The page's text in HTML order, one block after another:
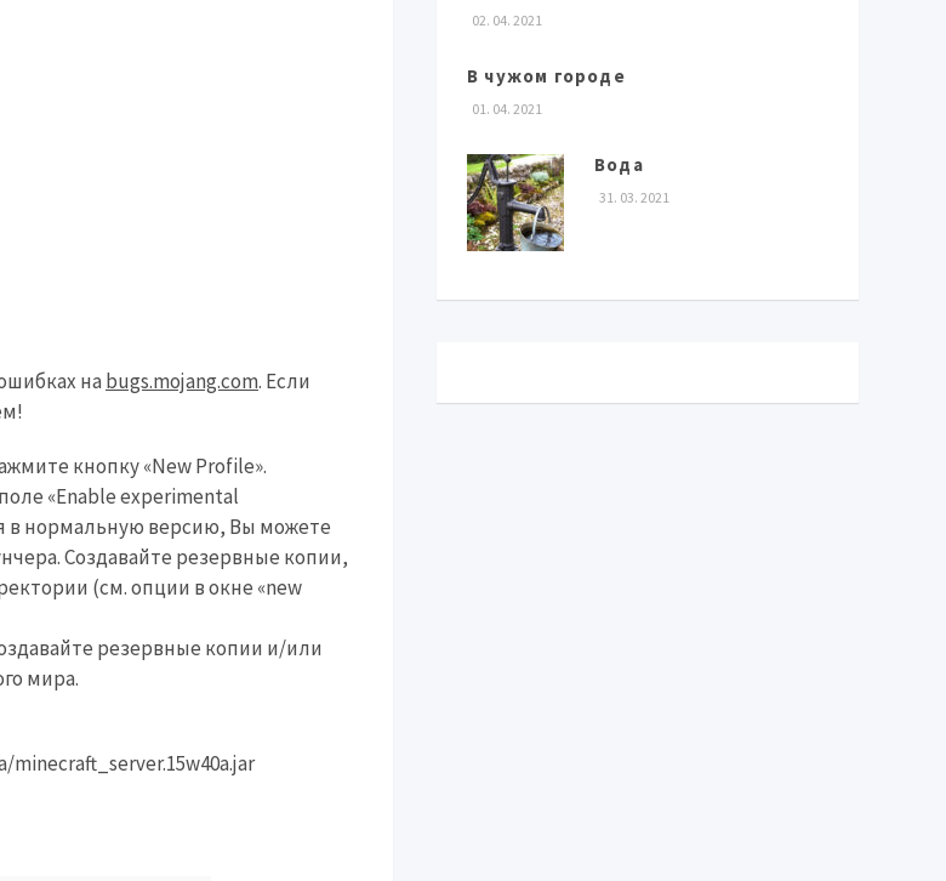
на bugs.mojang.com. Если
кнопку «New Profile».
«Enable experimental
в нормальную версию, Вы можете
Создавайте резервные копии,
(см. опции в окне «new
резервные копии и/или
мира.
minecraft_server.15w40a.jar
02. 04. 2021
В чужом городе
01. 04. 2021
Вода
31. 03. 2021